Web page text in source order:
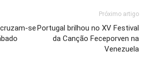
se
Próximo artigo
Portugal brilhou no XV Festival
da Canção Feceporven na
Venezuela